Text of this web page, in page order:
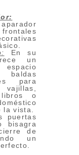
En su
un
para
libros o
la vista.
puertas
bisagra
de
un